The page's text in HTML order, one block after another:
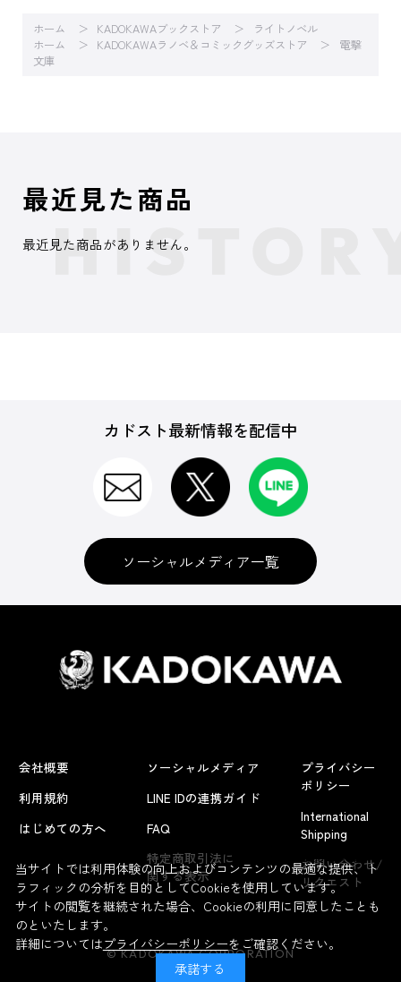
ホーム KADOKAWAブックストア
ライトノベル
ホーム
KADOKAWAラノベ＆コミックグッズストア
電撃
文庫
よくあるお問い合わせ
最近見た商品
最近見た商品がありません。
カドスト最新情報を配信中
ソーシャルメディア一覧
会社概要
利用規約
はじめての方へ
ソーシャルメディア
LINE IDの連携ガイド
FAQ
特定商取引法に
関する表示
プライバシー
ポリシー
International
Shipping
お問い合わせ/
リクエスト
© KADOKAWA CORPORATION
当サイトでは利用体験の向上およびコンテンツの最適な提供、ト
ラフィックの分析を目的としてCookieを使用しています。
サイトの閲覧を継続された場合、Cookieの利用に同意したことも
のといたします。
詳細についてはプライバシーポリシーをご確認ください。
承諾する